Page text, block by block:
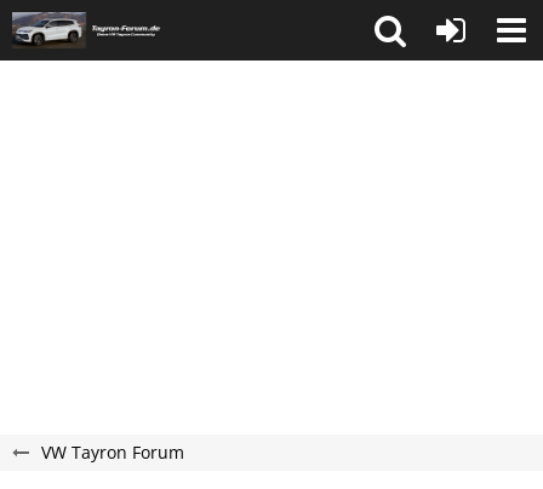
VW Tayron Forum